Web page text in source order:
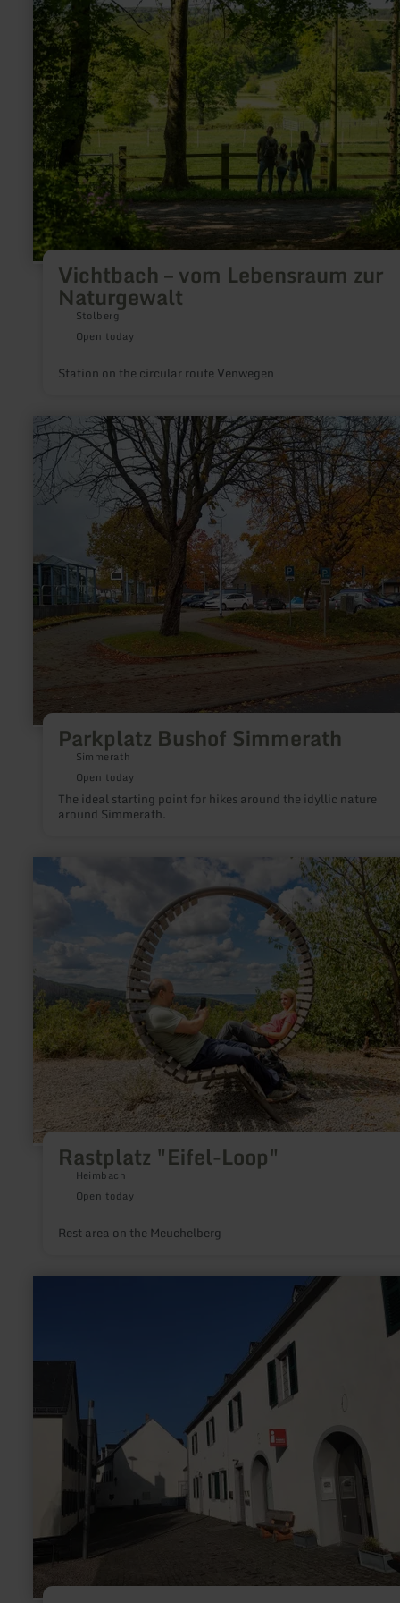
Vichtbach – vom Lebensraum zur
Naturgewalt
Stolberg
Open today
Station on the circular route Venwegen
about:
Vichtbach
–
vom
Lebensraum
zur
Naturgewalt
Parkplatz Bushof Simmerath
Simmerath
Open today
The ideal starting point for hikes around the idyllic nature
around Simmerath.
learn
more
about:
Parkplatz
Bushof
Simmerath
Rastplatz "Eifel-Loop"
Heimbach
Open today
Rest area on the Meuchelberg
learn
about: